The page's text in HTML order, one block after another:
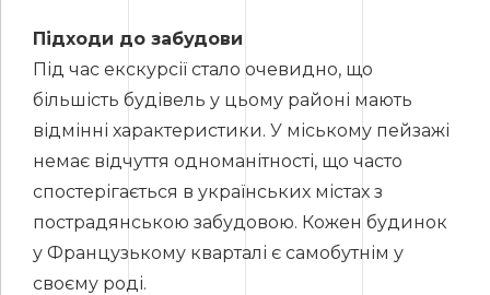
Підходи до забудови
Під час екскурсії стало очевидно, що
більшість будівель у цьому районі мають
відмінні характеристики. У міському пейзажі
немає відчуття одноманітності, що часто
спостерігається в українських містах з
пострадянською забудовою. Кожен будинок
у Французькому кварталі є самобутнім у
своєму роді.